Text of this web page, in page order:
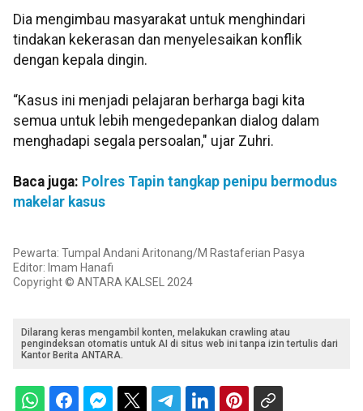
Dia mengimbau masyarakat untuk menghindari
tindakan kekerasan dan menyelesaikan konflik
dengan kepala dingin.
“Kasus ini menjadi pelajaran berharga bagi kita
semua untuk lebih mengedepankan dialog dalam
menghadapi segala persoalan," ujar Zuhri.
Baca juga: Polres Tapin tangkap penipu bermodus
makelar kasus
Pewarta: Tumpal Andani Aritonang/M Rastaferian Pasya
Editor: Imam Hanafi
Copyright © ANTARA KALSEL 2024
Dilarang keras mengambil konten, melakukan crawling atau
pengindeksan otomatis untuk AI di situs web ini tanpa izin tertulis dari
Kantor Berita ANTARA.